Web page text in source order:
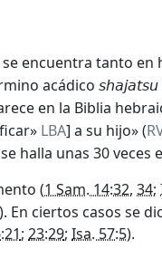
se encuentra tanto
acádico shajatsu
en la Biblia
LBA] a su hijo» (
halla unas 30 veces
(1 Sam. 14:32, 34;
). En ciertos casos se
; 23:29; Isa. 57:5).